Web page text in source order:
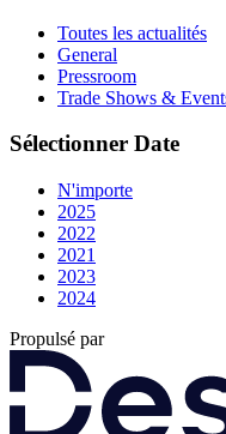
Toutes les actualités
General
Pressroom
Trade Shows &
Sélectionner Date
N'importe
2025
2022
2021
2023
2024
Propulsé par